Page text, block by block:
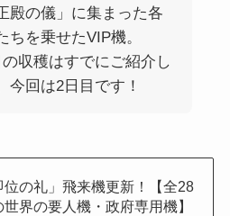
殿の儀」に集まった各
ちを乗せたVIP機。
収穫はすでにご紹介し
今回は2日目です！
位の礼」飛来機更新！【全28
世界の要人機・政府専用機】